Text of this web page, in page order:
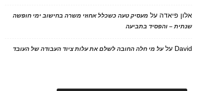
אלון פיאדה על מעסיק טעה כשכלל אחוזי משרה בחישוב ימי חופשה
שנתית – והפסיד בתביעה
David עלעל מי חלה החובה לשלם את עלות ציוד העבודה של העובד